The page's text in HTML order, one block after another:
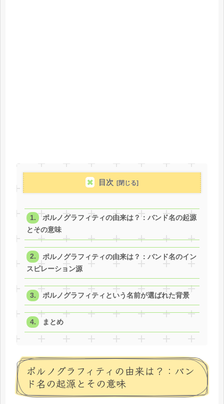
目次
ポルノグラフィティの由来は？：バンド名の起源
とその意味
ポルノグラフィティの由来は？：バンド名のイン
スピレーション源
ポルノグラフィティという名前が選ばれた背景
まとめ
ポルノグラフィティの由来は？：バン
ド名の起源とその意味